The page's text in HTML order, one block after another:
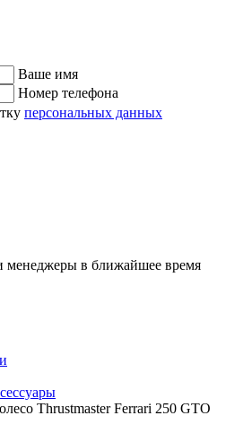
Ваше имя
Номер телефона
персональных данных
в ближайшее время
Thrustmaster Ferrari 250 GTO